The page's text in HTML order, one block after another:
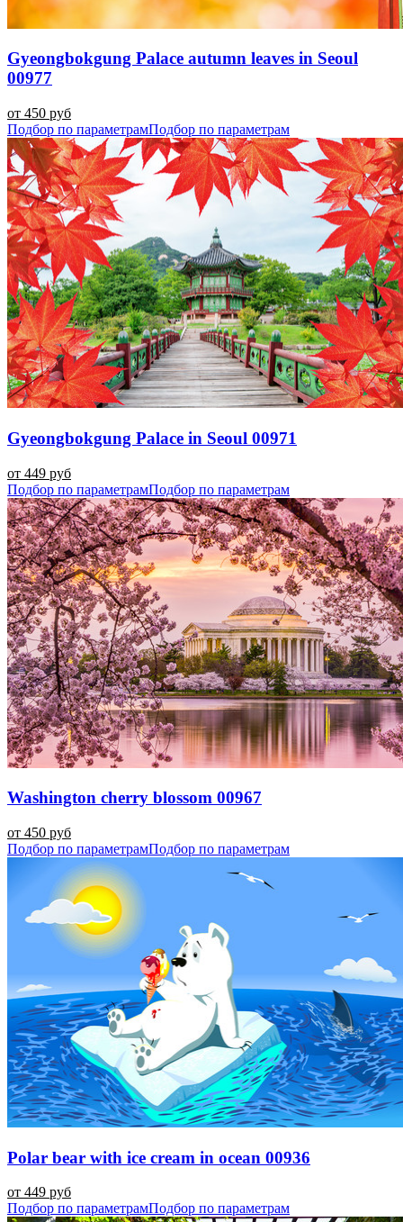
Gyeongbokgung Palace autumn leaves in Seoul
00977
от 450 руб
Подбор по параметрамПодбор по параметрам
Gyeongbokgung Palace in Seoul 00971
от 449 руб
Подбор по параметрамПодбор по параметрам
Washington cherry blossom 00967
от 450 руб
Подбор по параметрамПодбор по параметрам
Polar bear with ice cream in ocean 00936
от 449 руб
Подбор по параметрамПодбор по параметрам